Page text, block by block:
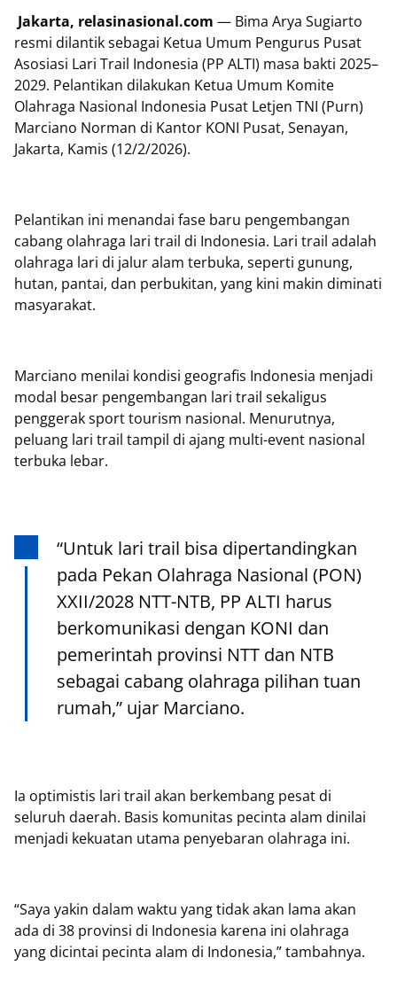
Jakarta, relasinasional.com — Bima Arya Sugiarto
resmi dilantik sebagai Ketua Umum Pengurus Pusat
Asosiasi Lari Trail Indonesia (PP ALTI) masa bakti 2025–
2029. Pelantikan dilakukan Ketua Umum Komite
Olahraga Nasional Indonesia Pusat Letjen TNI (Purn)
Marciano Norman di Kantor KONI Pusat, Senayan,
Jakarta, Kamis (12/2/2026).
Pelantikan ini menandai fase baru pengembangan
cabang olahraga lari trail di Indonesia. Lari trail adalah
olahraga lari di jalur alam terbuka, seperti gunung,
hutan, pantai, dan perbukitan, yang kini makin diminati
masyarakat.
Marciano menilai kondisi geografis Indonesia menjadi
modal besar pengembangan lari trail sekaligus
penggerak sport tourism nasional. Menurutnya,
peluang lari trail tampil di ajang multi-event nasional
terbuka lebar.
“Untuk lari trail bisa dipertandingkan
pada Pekan Olahraga Nasional (PON)
XXII/2028 NTT-NTB, PP ALTI harus
berkomunikasi dengan KONI dan
pemerintah provinsi NTT dan NTB
sebagai cabang olahraga pilihan tuan
rumah,” ujar Marciano.
Ia optimistis lari trail akan berkembang pesat di
seluruh daerah. Basis komunitas pecinta alam dinilai
menjadi kekuatan utama penyebaran olahraga ini.
“Saya yakin dalam waktu yang tidak akan lama akan
ada di 38 provinsi di Indonesia karena ini olahraga
yang dicintai pecinta alam di Indonesia,” tambahnya.